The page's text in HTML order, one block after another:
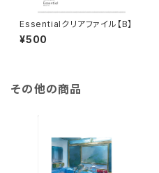
Essentialクリアファイル【B】
¥500
その他の商品